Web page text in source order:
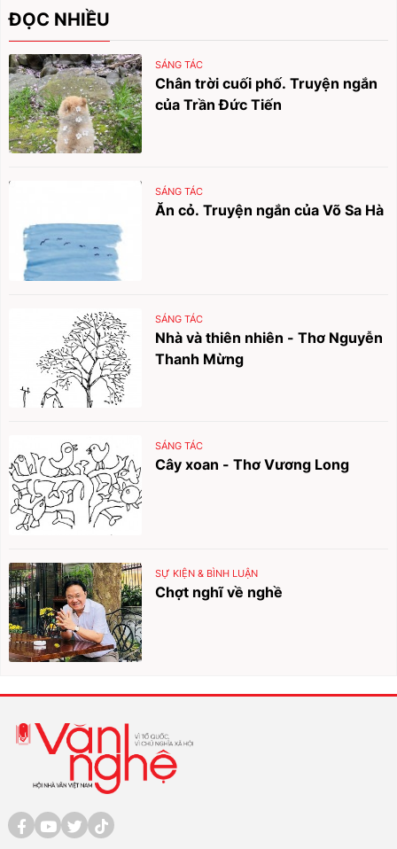
ĐỌC NHIỀU
SÁNG TÁC
Chân trời cuối phố. Truyện ngắn
của Trần Đức Tiến
SÁNG TÁC
Ăn cỏ. Truyện ngắn của Võ Sa Hà
SÁNG TÁC
Nhà và thiên nhiên - Thơ Nguyễn
Thanh Mừng
SÁNG TÁC
Cây xoan - Thơ Vương Long
SỰ KIỆN & BÌNH LUẬN
Chợt nghĩ về nghề